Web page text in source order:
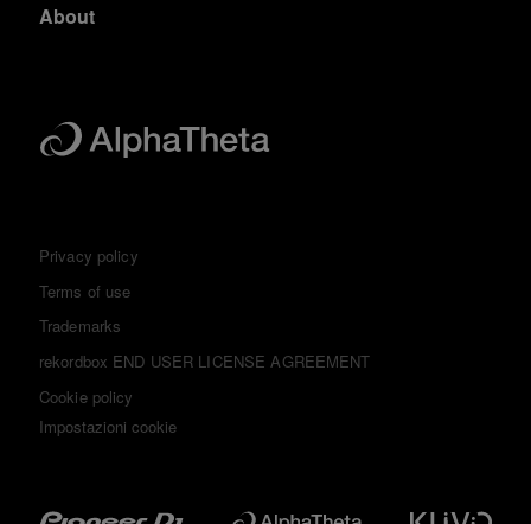
About
Privacy policy
Terms of use
Trademarks
rekordbox END USER LICENSE AGREEMENT
Cookie policy
Impostazioni cookie